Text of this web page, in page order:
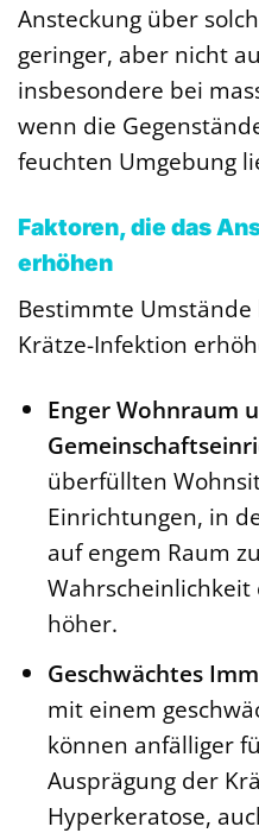
Ansteckung über
geringer, aber nicht
insbesondere bei
wenn die
feuchten Umgebung
Faktoren, die das
erhöhen
Bestimmte
Krätze-Infektion
Enger Wohnraum
überfüllten
Einrichtungen, in
auf engem Raum
höher.
Geschwächtes
mit einem
können anfälliger
Ausprägung der
Hyperkeratose,